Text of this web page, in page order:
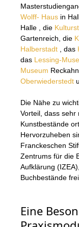
Wolff- Haus in
Halle , die
Gartenreich, die
Halberstadt , das
das Lessing-
Museum
Oberwiederstedt
Die Nähe zu
Vorteil, dass sehr
Kunstbestände
Hervorzuheben
Franckeschen
Zentrums für die
Aufklärung
Buchbestände
Eine